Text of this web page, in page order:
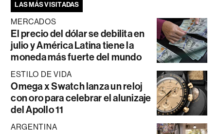
LAS MÁS VISITADAS
MERCADOS
El precio del dólar se debilita en
julio y América Latina tiene la
moneda más fuerte del mundo
ESTILO DE VIDA
Omega x Swatch lanza un reloj
con oro para celebrar el alunizaje
del Apollo 11
ARGENTINA